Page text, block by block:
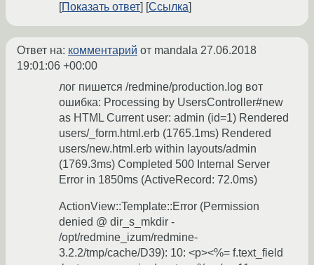
Показать ответ
Ссылка
Ответ на: комментарий от mandala 27.06.2018
19:01:06 +00:00
лог пишется /redmine/production.log вот
ошибка: Processing by UsersController#new
as HTML Current user: admin (id=1) Rendered
users/_form.html.erb (1765.1ms) Rendered
users/new.html.erb within layouts/admin
(1769.3ms) Completed 500 Internal Server
Error in 1850ms (ActiveRecord: 72.0ms)
ActionView::Template::Error (Permission
denied @ dir_s_mkdir -
/opt/redmine_izum/redmine-
3.2.2/tmp/cache/D39): 10: <p><%= f.text_field